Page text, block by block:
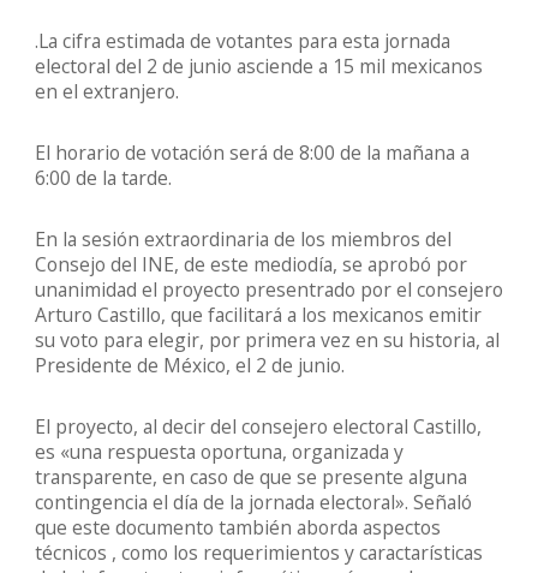
.La cifra estimada de votantes para esta jornada
electoral del 2 de junio asciende a 15 mil mexicanos
en el extranjero.
El horario de votación será de 8:00 de la mañana a
6:00 de la tarde.
En la sesión extraordinaria de los miembros del
Consejo del INE, de este mediodía, se aprobó por
unanimidad el proyecto presentrado por el consejero
Arturo Castillo, que facilitará a los mexicanos emitir
su voto para elegir, por primera vez en su historia, al
Presidente de México, el 2 de junio.
El proyecto, al decir del consejero electoral Castillo,
es «una respuesta oportuna, organizada y
transparente, en caso de que se presente alguna
contingencia el día de la jornada electoral». Señaló
que este documento también aborda aspectos
técnicos , como los requerimientos y caractarísticas